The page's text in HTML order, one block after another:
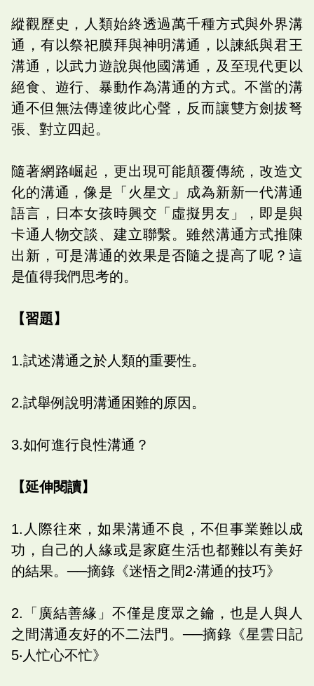
縱觀歷史，人類始終透過萬千種方式與外界溝
通，有以祭祀膜拜與神明溝通，以諫紙與君王
溝通，以武力遊說與他國溝通，及至現代更以
絕食、遊行、暴動作為溝通的方式。不當的溝
通不但無法傳達彼此心聲，反而讓雙方劍拔弩
張、對立四起。
隨著網路崛起，更出現可能顛覆傳統，改造文
化的溝通，像是「火星文」成為新新一代溝通
語言，日本女孩時興交「虛擬男友」，即是與
卡通人物交談、建立聯繫。雖然溝通方式推陳
出新，可是溝通的效果是否隨之提高了呢？這
是值得我們思考的。
【習題】
1.試述溝通之於人類的重要性。
2.試舉例說明溝通困難的原因。
3.如何進行良性溝通？
【延伸閱讀】
1.人際往來，如果溝通不良，不但事業難以成
功，自己的人緣或是家庭生活也都難以有美好
的結果。──摘錄《迷悟之間2‧溝通的技巧》
2.「廣結善緣」不僅是度眾之鑰，也是人與人
之間溝通友好的不二法門。──摘錄《星雲日記
5‧人忙心不忙》